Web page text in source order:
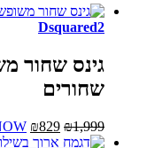
Dsquared2
גינס שחור
שחורים
₪1,999
המחיר
המקורי
₪829